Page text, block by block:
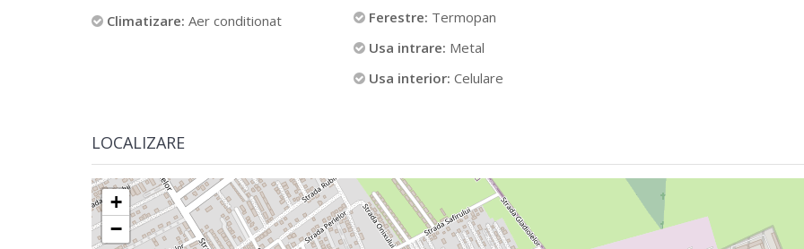
Climatizare: Aer conditionat
Ferestre: Termopan
Usa intrare: Metal
Usa interior: Celulare
LOCALIZARE
+
−